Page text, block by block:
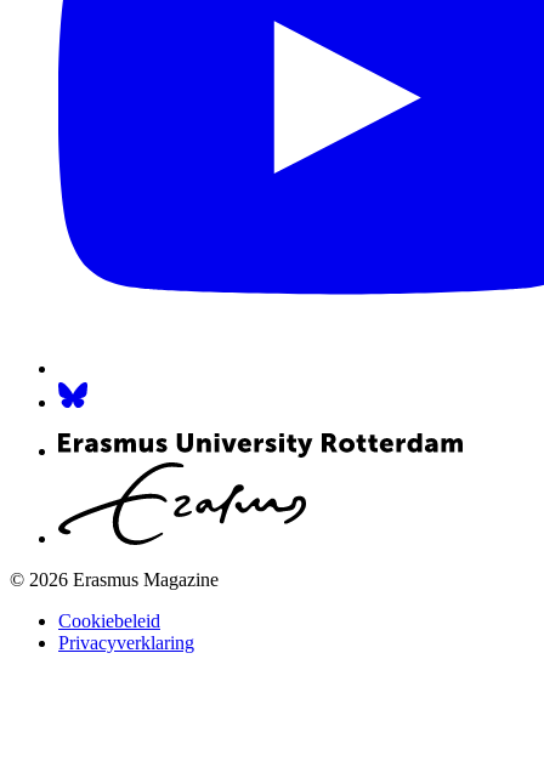
© 2026 Erasmus Magazine
Cookiebeleid
Privacyverklaring